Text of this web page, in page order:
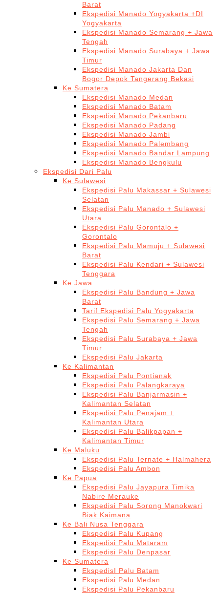
Barat
Ekspedisi Manado Yogyakarta +DI
Yogyakarta
Ekspedisi Manado Semarang + Jawa
Tengah
Ekspedisi Manado Surabaya + Jawa
Timur
Ekspedisi Manado Jakarta Dan
Bogor Depok Tangerang Bekasi
Ke Sumatera
Ekspedisi Manado Medan
Ekspedisi Manado Batam
Ekspedisi Manado Pekanbaru
Ekspedisi Manado Padang
Ekspedisi Manado Jambi
Ekspedisi Manado Palembang
Ekspedisi Manado Bandar Lampung
Ekspedisi Manado Bengkulu
Ekspedisi Dari Palu
Ke Sulawesi
Ekspedisi Palu Makassar + Sulawesi
Selatan
Ekspedisi Palu Manado + Sulawesi
Utara
Ekspedisi Palu Gorontalo +
Gorontalo
Ekspedisi Palu Mamuju + Sulawesi
Barat
Ekspedisi Palu Kendari + Sulawesi
Tenggara
Ke Jawa
Ekspedisi Palu Bandung + Jawa
Barat
Tarif Ekspedisi Palu Yogyakarta
Ekspedisi Palu Semarang + Jawa
Tengah
Ekspedisi Palu Surabaya + Jawa
Timur
Ekspedisi Palu Jakarta
Ke Kalimantan
Ekspedisi Palu Pontianak
Ekspedisi Palu Palangkaraya
Ekspedisi Palu Banjarmasin +
Kalimantan Selatan
Ekspedisi Palu Penajam +
Kalimantan Utara
Ekspedisi Palu Balikpapan +
Kalimantan Timur
Ke Maluku
Ekspedisi Palu Ternate + Halmahera
Ekspedisi Palu Ambon
Ke Papua
Ekspedisi Palu Jayapura Timika
Nabire Merauke
Ekspedisi Palu Sorong Manokwari
Biak Kaimana
Ke Bali Nusa Tenggara
Ekspedisi Palu Kupang
Ekspedisi Palu Mataram
Ekspedisi Palu Denpasar
Ke Sumatera
EkspedisI Palu Batam
Ekspedisi Palu Medan
Ekspedisi Palu Pekanbaru